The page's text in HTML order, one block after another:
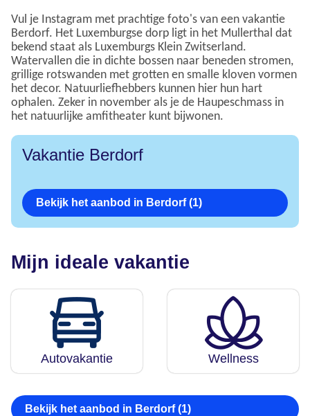
Vul je Instagram met prachtige foto's van een vakantie
Berdorf. Het Luxemburgse dorp ligt in het Mullerthal dat
bekend staat als Luxemburgs Klein Zwitserland.
Watervallen die in dichte bossen naar beneden stromen,
grillige rotswanden met grotten en smalle kloven vormen
het decor. Natuurliefhebbers kunnen hier hun hart
ophalen. Zeker in november als je de Haupeschmass in
het natuurlijke amfitheater kunt bijwonen.
Vakantie Berdorf
Bekijk het aanbod in Berdorf (1)
Mijn ideale vakantie
Autovakantie Wellness
Bekijk het aanbod in Berdorf (1)